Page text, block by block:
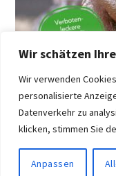
Wir schätzen
Wir verwenden
personalisierte
Datenverkehr zu
klicken, stimmen Sie
Anpassen